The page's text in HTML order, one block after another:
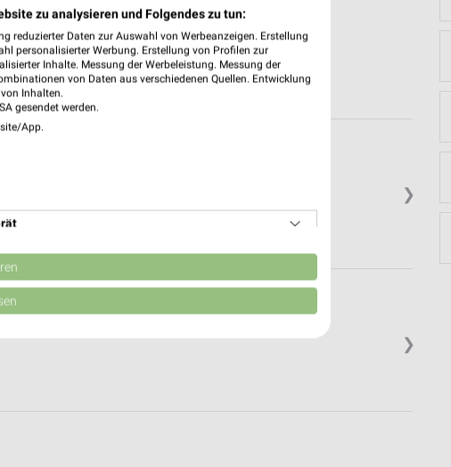
❯
❯
zu analysieren und Folgendes zu tun:
reduzierter Daten zur Auswahl von Werbeanzeigen. Erstellung
personalisierter Werbung. Erstellung von Profilen zur
Inhalte. Messung der Werbeleistung. Messung der
von Daten aus verschiedenen Quellen. Entwicklung
Inhalten.
gesendet werden.
App.